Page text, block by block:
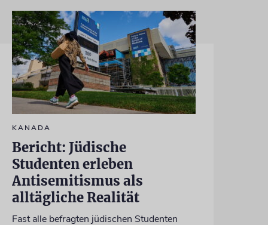
KANADA
Bericht: Jüdische
Studenten erleben
Antisemitismus als
alltägliche Realität
Fast alle befragten jüdischen Studenten